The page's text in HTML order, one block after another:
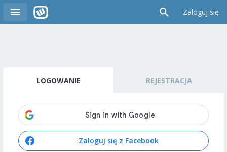
Zaloguj się
LOGOWANIE REJESTRACJA
Zaloguj się z Facebook